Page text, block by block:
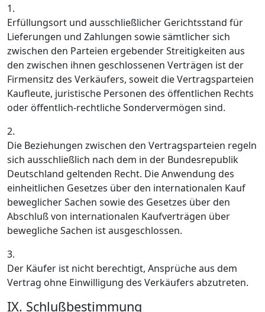
1.
Erfüllungsort und ausschließlicher Gerichtsstand für
Lieferungen und Zahlungen sowie sämtlicher sich
zwischen den Parteien ergebender Streitigkeiten aus
den zwischen ihnen geschlossenen Verträgen ist der
Firmensitz des Verkäufers, soweit die Vertragsparteien
Kaufleute, juristische Personen des öffentlichen Rechts
oder öffentlich-rechtliche Sondervermögen sind.
2.
Die Beziehungen zwischen den Vertragsparteien regeln
sich ausschließlich nach dem in der Bundesrepublik
Deutschland geltenden Recht. Die Anwendung des
einheitlichen Gesetzes über den internationalen Kauf
beweglicher Sachen sowie des Gesetzes über den
Abschluß von internationalen Kaufverträgen über
bewegliche Sachen ist ausgeschlossen.
3.
Der Käufer ist nicht berechtigt, Ansprüche aus dem
Vertrag ohne Einwilligung des Verkäufers abzutreten.
IX. Schlußbestimmung